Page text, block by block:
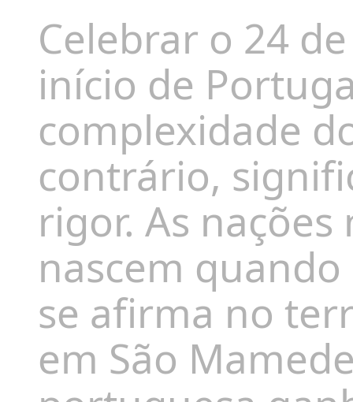
Celebrar o 24
início de
complexidade
contrário,
rigor. As
nascem
se afirma no
em São